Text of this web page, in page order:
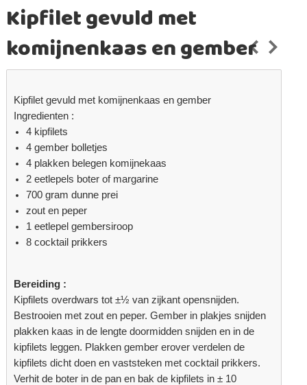
Kipfilet gevuld met
komijnenkaas en gember
Kipfilet gevuld met komijnenkaas en gember
Ingredienten :
4 kipfilets
4 gember bolletjes
4 plakken belegen komijnekaas
2 eetlepels boter of margarine
700 gram dunne prei
zout en peper
1 eetlepel gembersiroop
8 cocktail prikkers
Bereiding :
Kipfilets overdwars tot ±½ van zijkant opensnijden.
Bestrooien met zout en peper. Gember in plakjes snijden
plakken kaas in de lengte doormidden snijden en in de
kipfilets leggen. Plakken gember erover verdelen de
kipfilets dicht doen en vaststeken met cocktail prikkers.
Verhit de boter in de pan en bak de kipfilets in ± 10